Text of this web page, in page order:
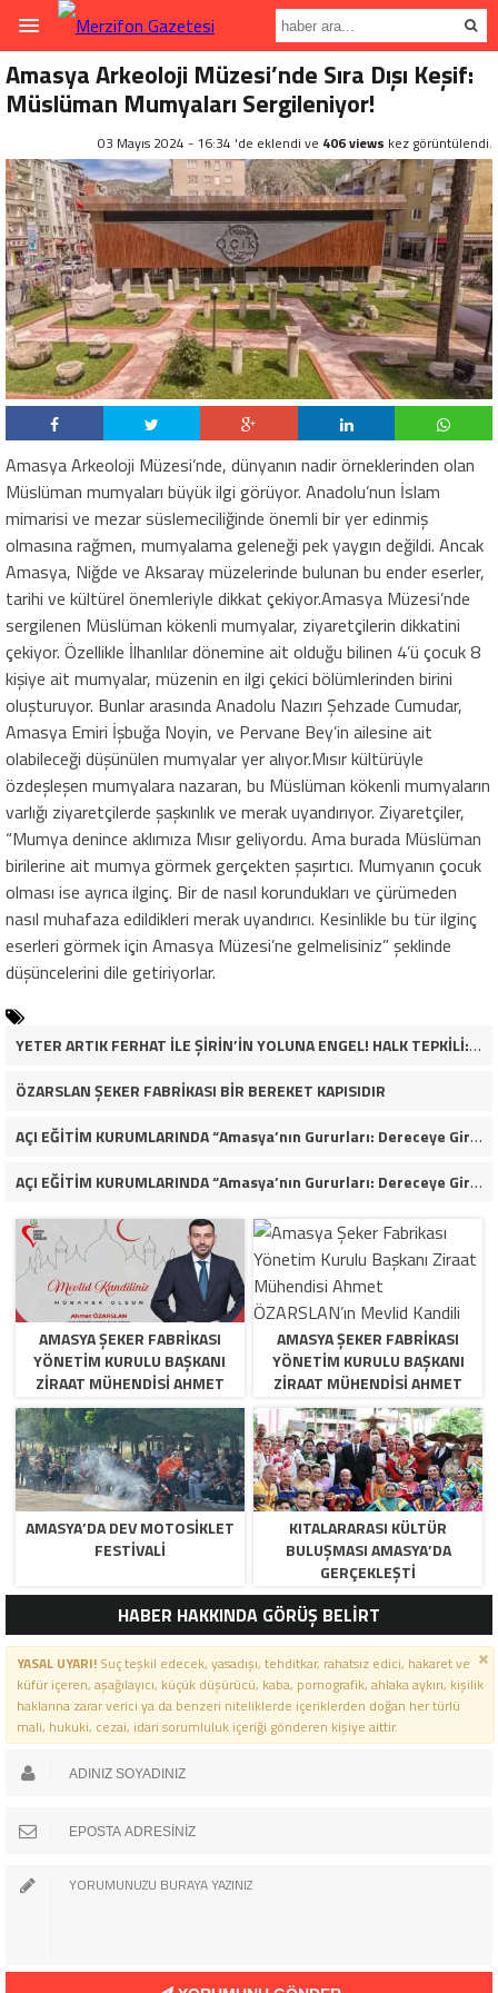
Amasya Arkeoloji Müzesi’nde Sıra Dışı Keşif:
Müslüman Mumyaları Sergileniyor!
03 Mayıs 2024 - 16:34 'de eklendi ve 406 views kez görüntülendi.
Amasya Arkeoloji Müzesi’nde, dünyanın nadir örneklerinden olan
Müslüman mumyaları büyük ilgi görüyor. Anadolu’nun İslam
mimarisi ve mezar süslemeciliğinde önemli bir yer edinmiş
olmasına rağmen, mumyalama geleneği pek yaygın değildi. Ancak
Amasya, Niğde ve Aksaray müzelerinde bulunan bu ender eserler,
tarihi ve kültürel önemleriyle dikkat çekiyor.Amasya Müzesi’nde
sergilenen Müslüman kökenli mumyalar, ziyaretçilerin dikkatini
çekiyor. Özellikle İlhanlılar dönemine ait olduğu bilinen 4’ü çocuk 8
kişiye ait mumyalar, müzenin en ilgi çekici bölümlerinden birini
oluşturuyor. Bunlar arasında Anadolu Nazırı Şehzade Cumudar,
Amasya Emiri İşbuğa Noyin, ve Pervane Bey’in ailesine ait
olabileceği düşünülen mumyalar yer alıyor.Mısır kültürüyle
özdeşleşen mumyalara nazaran, bu Müslüman kökenli mumyaların
varlığı ziyaretçilerde şaşkınlık ve merak uyandırıyor. Ziyaretçiler,
“Mumya denince aklımıza Mısır geliyordu. Ama burada Müslüman
birilerine ait mumya görmek gerçekten şaşırtıcı. Mumyanın çocuk
olması ise ayrıca ilginç. Bir de nasıl korundukları ve çürümeden
nasıl muhafaza edildikleri merak uyandırıcı. Kesinlikle bu tür ilginç
eserleri görmek için Amasya Müzesi’ne gelmelisiniz” şeklinde
düşüncelerini dile getiriyorlar.
YETER ARTIK FERHAT İLE ŞİRİN’İN YOLUNA ENGEL! HALK TEPKİLİ: “YOLU KAPATMAK ÇÖZÜM DEĞİL, GÖREVİNİ YAP!”
ÖZARSLAN ŞEKER FABRİKASI BİR BEREKET KAPISIDIR
AÇI EĞİTİM KURUMLARINDA “Amasya’nın Gururları: Dereceye Giren Öğrenciler İçin Anlamlı Tören”
AÇI EĞİTİM KURUMLARINDA “Amasya’nın Gururları: Dereceye Giren Öğrenciler İçin Anlamlı Tören”
AMASYA ŞEKER FABRIKASI
YÖNETIM KURULU BAŞKANI
ZIRAAT MÜHENDISI AHMET
ÖZARSLAN’IN MEVLID KANDILI
MESAJI
AMASYA ŞEKER FABRIKASI
YÖNETIM KURULU BAŞKANI
ZIRAAT MÜHENDISI AHMET
ÖZARSLAN’IN MEVLID KANDILI
MESAJI
AMASYA’DA DEV MOTOSIKLET
FESTIVALI
KITALARARASI KÜLTÜR
BULUŞMASI AMASYA’DA
GERÇEKLEŞTI
HABER HAKKINDA GÖRÜŞ BELİRT
YASAL UYARI!Suç teşkil edecek, yasadışı, tehditkar, rahatsız edici, hakaret ve
küfür içeren, aşağılayıcı, küçük düşürücü, kaba, pornografik, ahlaka aykırı, kişilik
haklarına zarar verici ya da benzeri niteliklerde içeriklerden doğan her türlü
mali, hukuki, cezai, idari sorumluluk içeriği gönderen kişiye aittir.